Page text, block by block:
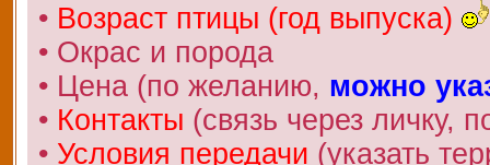
• Возраст птицы (год выпуска)
• Окрас и порода
• Цена (по желанию, можно
• Контакты (связь через личку,
• Условия передачи (указать